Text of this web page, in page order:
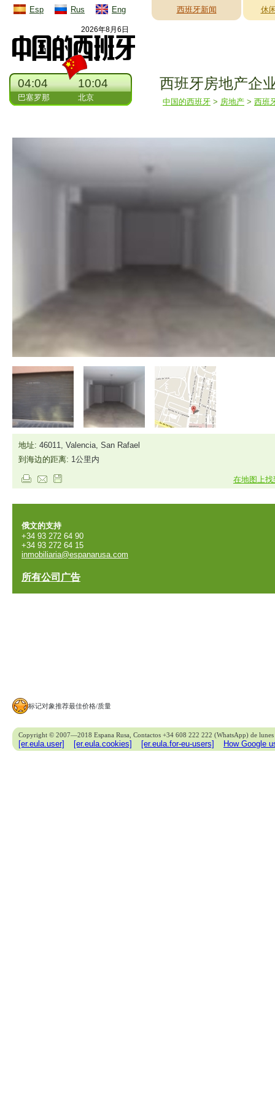
Esp Rus Eng 西班牙新闻 休
2026年8月6日
04:04
巴塞罗那
10:04
北京
西班牙房地产企
中国的西班牙 > 房地产 > 西班
地址: 46011, Valencia, San Rafael
到海边的距离: 1公里内
在地图上找
俄文的支持
+34 93 272 64 90
+34 93 272 64 15
inmobiliaria@espanarusa.com
所有公司广告
标记对象推荐最佳价格/质量
Copyright © 2007—2018 Espana Rusa, Contactos +34 608 222 222 (WhatsApp) de
[er.eula.user] [er.eula.cookies] [er.eula.for-eu-users] How Google